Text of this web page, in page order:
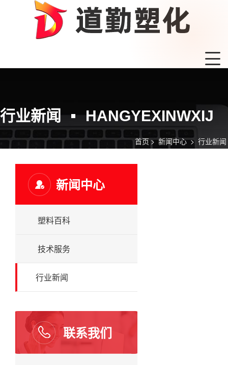
行业新闻 HANGYEXINWXIJ
首页 >新闻中心> 行业新闻
新闻中心
塑料百科
技术服务
行业新闻
联系我们